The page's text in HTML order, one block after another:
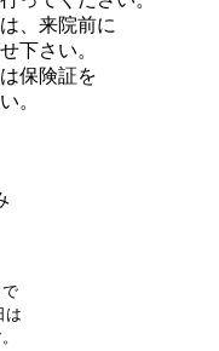
、来院前に
下さい。
保険証を
い。
み
は